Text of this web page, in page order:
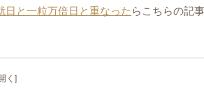
日と一粒万倍日と重なった らこちらの記